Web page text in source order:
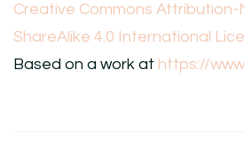
Creative Commons Attribution-
ShareAlike 4.0 International
Based on a work at https://